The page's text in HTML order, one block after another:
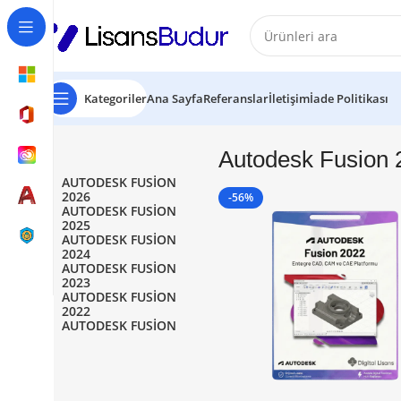
KategorilerAna SayfaReferanslarİletişimİade Politikası
AUTODESK FUSION
2026
AUTODESK FUSION
2025
AUTODESK FUSION
2024
AUTODESK FUSION
2023
AUTODESK FUSION
2022
AUTODESK FUSION
Autodesk Fusion
-56%